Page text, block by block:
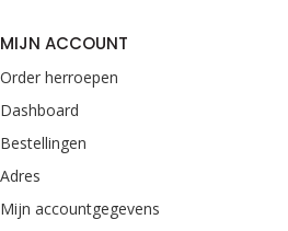
MIJN ACCOUNT
Order herroepen
Dashboard
Bestellingen
Adres
Mijn accountgegevens